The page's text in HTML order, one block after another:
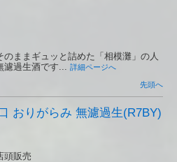
ままギュッと詰めた「相模灘」の人
濾過生酒です... 詳細ページへ
先頭へ
おりがらみ 無濾過生(R7BY)
頭販売